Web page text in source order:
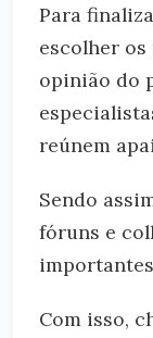
Para
escolher
opinião do
reúnem
Sendo
fóruns e
Com isso,